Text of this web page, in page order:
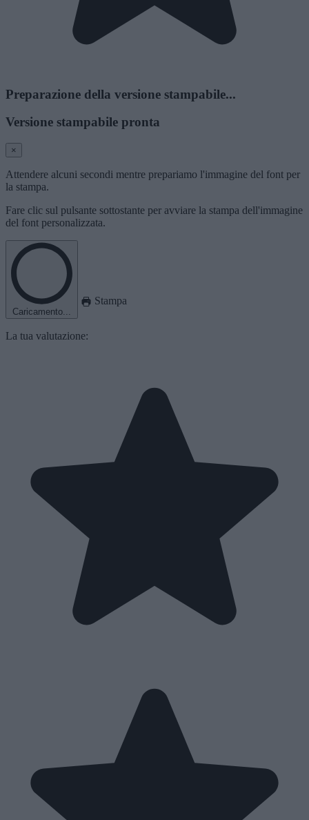
Preparazione della versione stampabile...
Versione stampabile pronta
×
Attendere alcuni secondi mentre prepariamo l'immagine del font per
la stampa.
Fare clic sul pulsante sottostante per avviare la stampa dell'immagine
del font personalizzata.
Caricamento...
Stampa
La tua valutazione: